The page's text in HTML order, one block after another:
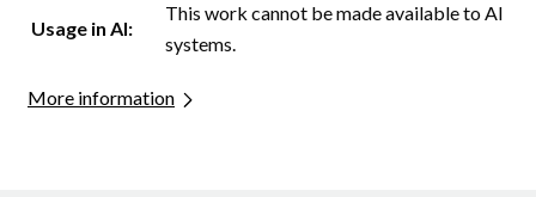
Usage in AI:
This work cannot be made available to AI
systems.
More information